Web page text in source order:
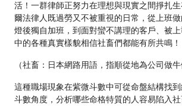
活！ 一群律師正努力在理想與現實之間掙扎
爾法律人既過勞又不被重視的日常，從上班
燈後獨自加班，到面對蠻不講理的客戶、被
中的各種真實樣貌相信社畜們都能有所共鳴！
（社畜：日本網路用語，指順從地為公司做牛
這種職場現象在紫微斗數中可從命盤結構找
斗數角度，分析哪些命格特質的人容易陷入社